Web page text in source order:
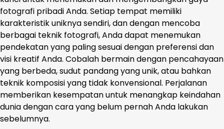
fotografi pribadi Anda. Setiap tempat memiliki
karakteristik uniknya sendiri, dan dengan mencoba
berbagai teknik fotografi, Anda dapat menemukan
pendekatan yang paling sesuai dengan preferensi dan
visi kreatif Anda. Cobalah bermain dengan pencahayaan
yang berbeda, sudut pandang yang unik, atau bahkan
teknik komposisi yang tidak konvensional. Perjalanan
memberikan kesempatan untuk menangkap keindahan
dunia dengan cara yang belum pernah Anda lakukan
sebelumnya.